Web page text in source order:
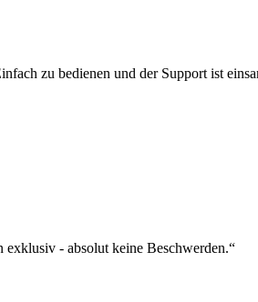
zu bedienen und der Support ist
exklusiv - absolut keine Beschwerden.“